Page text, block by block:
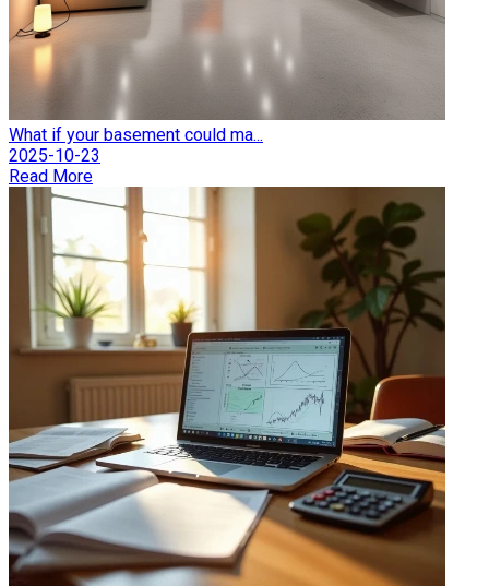
What if your basement could ma...
2025-10-23
Read More